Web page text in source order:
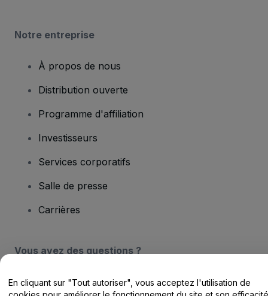
Notre entreprise
À propos de nous
Distribution ouverte
Programme d'affiliation
Investisseurs
Services corporatifs
Salle de presse
Carrières
Vous avez des questions ?
Centre d'assistance / Nous contacter
En cliquant sur "Tout autoriser", vous acceptez l'utilisation de